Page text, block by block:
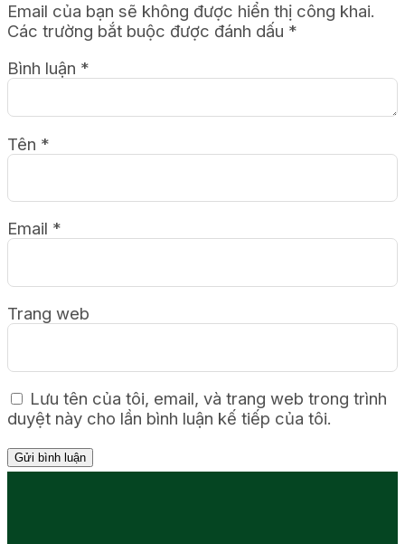
Email của bạn sẽ không được hiển thị công khai.
Các trường bắt buộc được đánh dấu *
Bình luận *
Tên *
Email *
Trang web
Lưu tên của tôi, email, và trang web trong trình
duyệt này cho lần bình luận kế tiếp của tôi.